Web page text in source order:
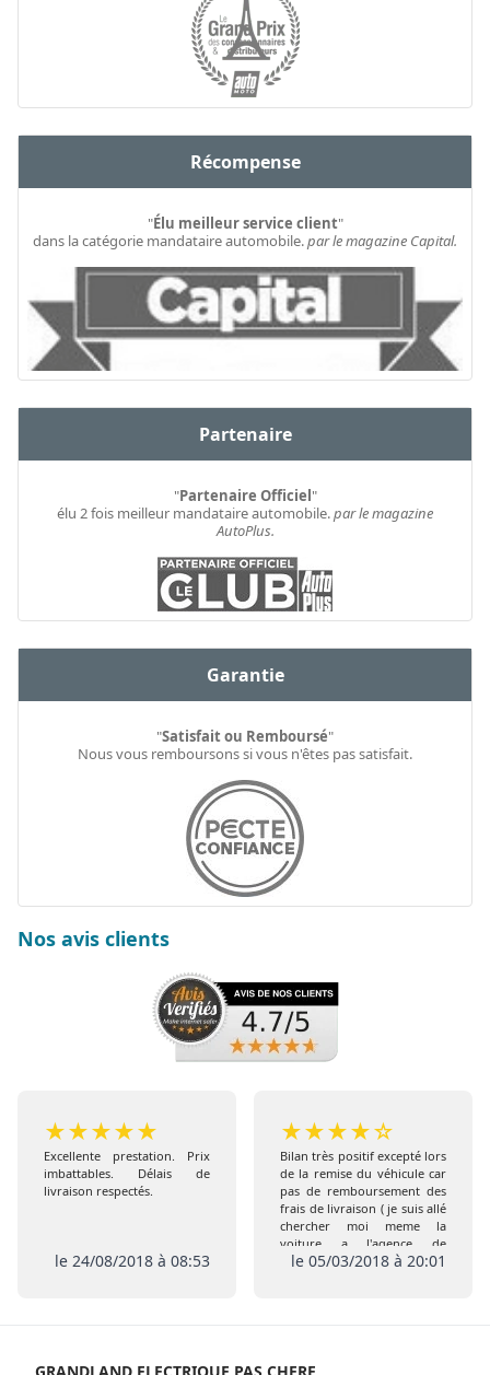
Récompense
"Élu meilleur service client"
dans la catégorie mandataire automobile.par le magazine Capital.
Partenaire
"Partenaire Officiel"
élu 2 fois meilleur mandataire automobile.par le magazine
AutoPlus.
Garantie
"Satisfait ou Remboursé"
Nous vous remboursons si vous n'êtes pas satisfait.
Nos avis clients
★★★★★
Excellente prestation. Prix
imbattables. Délais de
livraison respectés.
le 24/08/2018 à 08:53
★★★★☆
Bilan très positif excepté lors
de la remise du véhicule car
pas de remboursement des
frais de livraison ( je suis allé
chercher moi meme la
voiture a l'agence de
Coigneres) comme prévu
le 05/03/2018 à 20:01